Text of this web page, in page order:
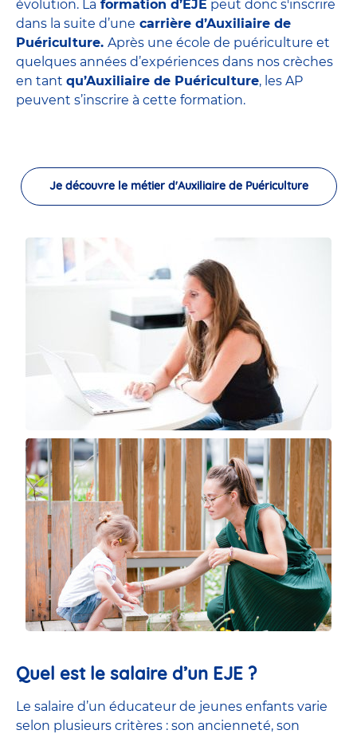
évolution. La formation d’EJE peut donc s'inscrire
dans la suite d’une carrière d’Auxiliaire de
Puériculture. Après une école de puériculture et
quelques années d’expériences dans nos crèches
en tant qu’Auxiliaire de Puériculture, les AP
peuvent s’inscrire à cette formation.
Je découvre le métier d'Auxiliaire de Puériculture
Quel est le salaire d’un EJE ?
Le salaire d’un éducateur de jeunes enfants varie
selon plusieurs critères : son ancienneté, son